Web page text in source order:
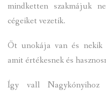
mindketten szakmájuk
cégeiket vezetik.
Öt unokája van és nekik
amit értékesnek és
Így vall Nagykónyihoz